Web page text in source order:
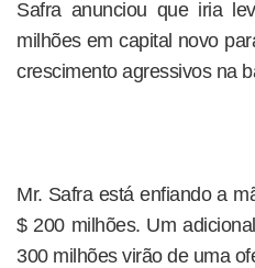
Safra anunciou que iria
milhões em capital novo
crescimento agressivos na
Mr. Safra está enfiando a
$ 200 milhões. Um
300 milhões virão de uma